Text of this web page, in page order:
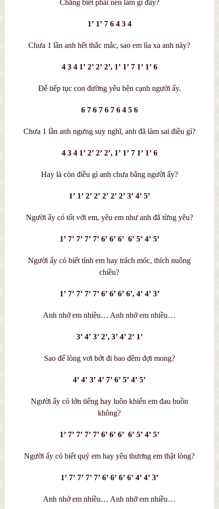
Chẳng biết phải nên làm gì đây?
1’ 1’ 7 6 4 3 4
Chưa 1 lần anh hết thắc mắc, sao em lìa xa anh này?
4 3 4 1’ 2’ 2’ 2’, 1’ 1’ 7 1’ 1’ 6
Để tiếp tục con đường yêu bên cạnh người ấy.
6 7 6 7 6 7 6 4 5 6
Chưa 1 lần anh ngưng suy nghĩ, anh đã làm sai điều gì?
4 3 4 1’ 2’ 2’ 2’, 1’ 1’ 7 1’ 1’ 6
Hay là còn điều gì anh chưa bằng người ấy?
1’ 1’ 2’ 2’ 2’ 2’ 2’ 3’ 4’ 5’
Người ấy có tốt với em, yêu em như anh đã từng yêu?
1’ 7’ 7’ 7’ 7’ 6’ 6’ 6’ 6’ 5’ 4’ 5’
Người ấy có biết tính em hay trách móc, thích nuông
chiều?
1’ 7’ 7’ 7’ 7’ 6’ 6’ 6’ 6’, 4’ 4’ 3’
Anh nhớ em nhiều… Anh nhớ em nhiều…
3’ 4’ 3’ 2’, 3’ 4’ 2’ 1’
Sao để lòng vơi bớt đi bao đêm đợi mong?
4’ 4’ 3’ 4’ 7’ 6’ 5’ 4’ 5’
Người ấy có lớn tiếng hay luôn khiến em đau buồn
không?
1’ 7’ 7’ 7’ 7’ 6’ 6’ 6’ 6’ 5’ 4’ 5’
Người ấy có biết quý em hay yêu thương em thật lòng?
1’ 7’ 7’ 7’ 7’ 6’ 6’ 6’ 6’ 4’ 4’ 3’
Anh nhớ em nhiều… Anh nhớ em nhiều…